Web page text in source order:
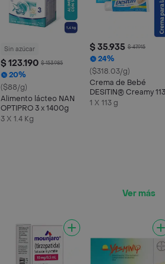
Sin azúcar
$ 123.190 $ 153.985
20%
($88/g)
Alimento lácteo NAN
OPTIPRO 3 x 1400g
3 X 1.4 Kg
$ 35.935 $ 47.915
24%
($318.03/g)
Crema de Bebé
DESITIN® Creamy 113
Gr
1 X 113 g
Ver más